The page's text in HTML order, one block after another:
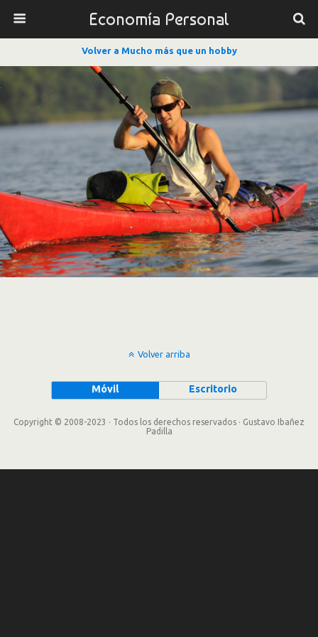
Economía Personal
Volver a Mucho más que un hobby
Volver arriba
Móvil Escritorio
Copyright © 2008-2023 · Todos los derechos reservados · Gustavo Ibañez
Padilla